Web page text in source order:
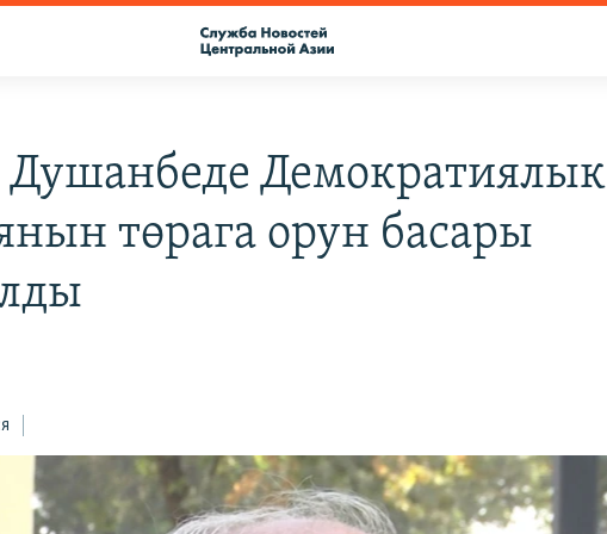
Душанбеде Демократиялык
төрага орун басары